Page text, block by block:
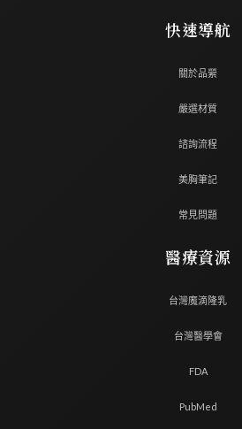
快速導航
關於品縈
嚴選材質
諮詢流程
美胸筆記
常見問題
醫療資源
台灣魔滴隆乳
台灣醫學會
FDA
PubMed